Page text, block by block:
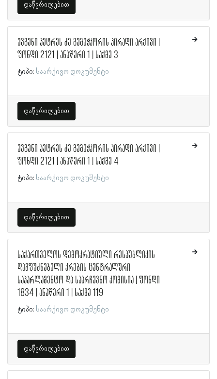
დაწვრილებით
ევგენი პეტრეს ძე გეგეჭკორის პირადი არქივი |
ფონდი 2121 | ანაწერი 1 | საქმე 3
ტიპი: საარქივო დოკუმენტი
დაწვრილებით
ევგენი პეტრეს ძე გეგეჭკორის პირადი არქივი |
ფონდი 2121 | ანაწერი 1 | საქმე 4
ტიპი: საარქივო დოკუმენტი
დაწვრილებით
საქართველოს დემოკრატიული რესპუბლიკის
დამფუძნებელი კრების ცენტრალური
საპარლამენტო და საარჩევნო კომისია | ფონდი
1834 | ანაწერი 1 | საქმე 119
ტიპი: საარქივო დოკუმენტი
დაწვრილებით